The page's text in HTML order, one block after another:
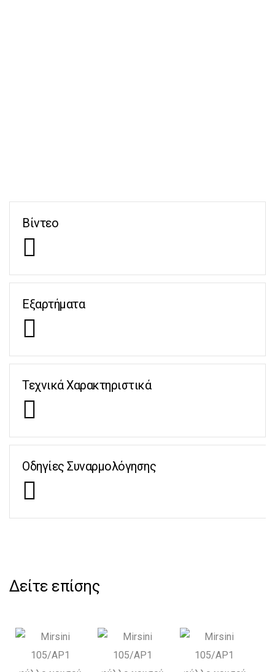
Βίντεο
Εξαρτήματα
Τεχνικά Χαρακτηριστικά
Οδηγίες Συναρμολόγησης
Δείτε επίσης